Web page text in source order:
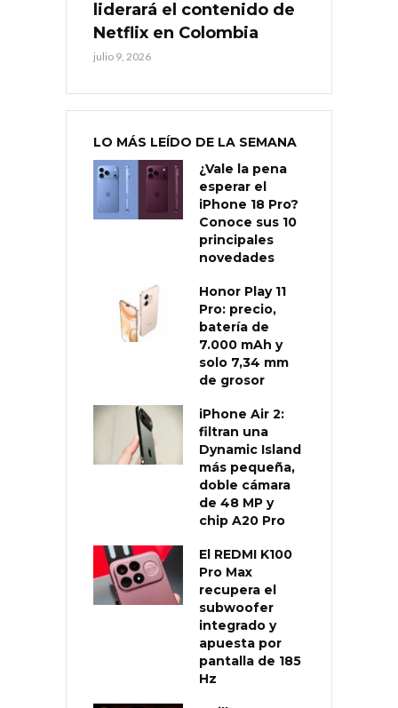
liderará el contenido de
Netflix en Colombia
julio 9, 2026
LO MÁS LEÍDO DE LA SEMANA
¿Vale la pena
esperar el
iPhone 18 Pro?
Conoce sus 10
principales
novedades
Honor Play 11
Pro: precio,
batería de
7.000 mAh y
solo 7,34 mm
de grosor
iPhone Air 2:
filtran una
Dynamic Island
más pequeña,
doble cámara
de 48 MP y
chip A20 Pro
El REDMI K100
Pro Max
recupera el
subwoofer
integrado y
apuesta por
pantalla de 185
Hz